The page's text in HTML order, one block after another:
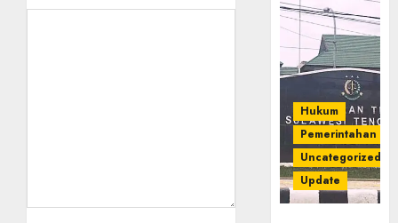
Hukum
Pemerintahan
Uncategorized
Update